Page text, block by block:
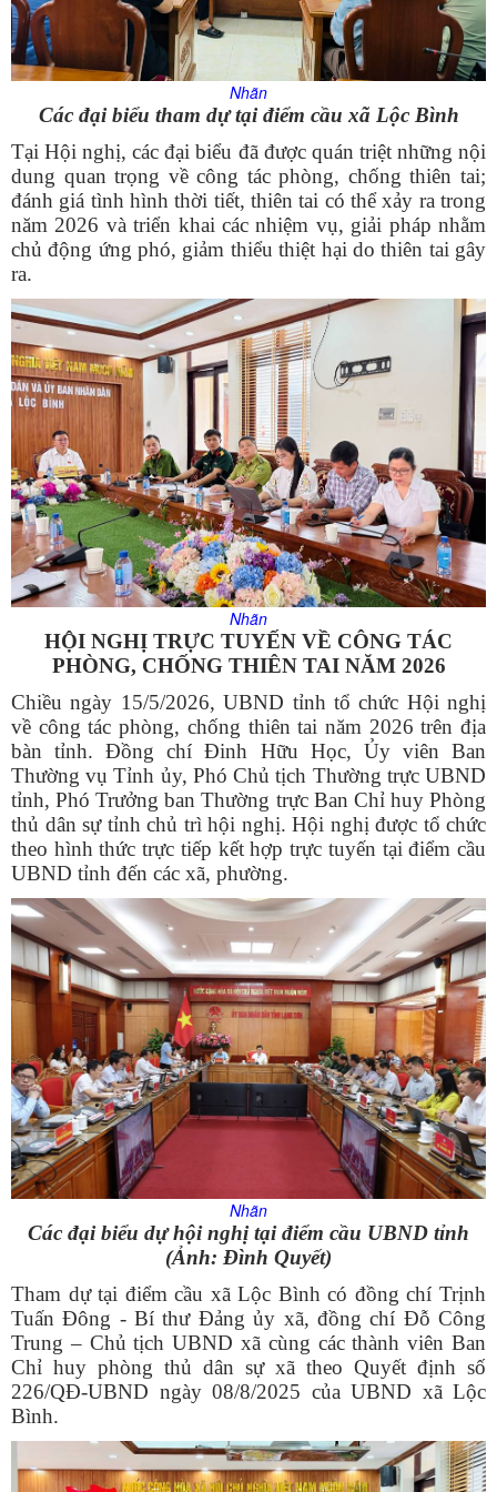
Nhãn
Các đại biểu tham dự tại điểm cầu xã Lộc Bình
Tại Hội nghị, các đại biểu đã được quán triệt những nội
dung quan trọng về công tác phòng, chống thiên tai;
đánh giá tình hình thời tiết, thiên tai có thể xảy ra trong
năm 2026 và triển khai các nhiệm vụ, giải pháp nhằm
chủ động ứng phó, giảm thiểu thiệt hại do thiên tai gây
ra.
Nhãn
HỘI NGHỊ TRỰC TUYẾN VỀ CÔNG TÁC
PHÒNG, CHỐNG THIÊN TAI NĂM 2026
Chiều ngày 15/5/2026, UBND tỉnh tổ chức Hội nghị
về công tác phòng, chống thiên tai năm 2026 trên địa
bàn tỉnh. Đồng chí Đinh Hữu Học, Ủy viên Ban
Thường vụ Tỉnh ủy, Phó Chủ tịch Thường trực UBND
tỉnh, Phó Trưởng ban Thường trực Ban Chỉ huy Phòng
thủ dân sự tỉnh chủ trì hội nghị. Hội nghị được tổ chức
theo hình thức trực tiếp kết hợp trực tuyến tại điểm cầu
UBND tỉnh đến các xã, phường.
Nhãn
Các đại biểu dự hội nghị tại điểm cầu UBND tỉnh
(Ảnh: Đình Quyết)
Tham dự tại điểm cầu xã Lộc Bình có đồng chí Trịnh
Tuấn Đông - Bí thư Đảng ủy xã, đồng chí Đỗ Công
Trung – Chủ tịch UBND xã cùng các thành viên Ban
Chỉ huy phòng thủ dân sự xã theo Quyết định số
226/QĐ-UBND ngày 08/8/2025 của UBND xã Lộc
Bình.